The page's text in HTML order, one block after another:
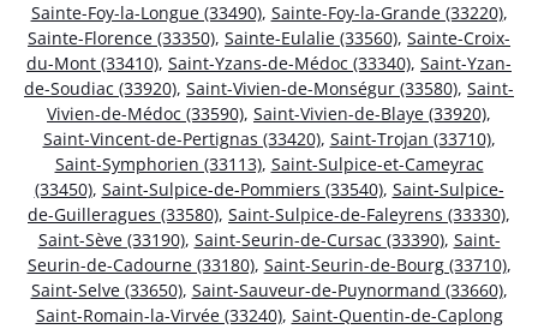
Sainte-Foy-la-Longue (33490), Sainte-Foy-la-Grande (33220),
Sainte-Florence (33350), Sainte-Eulalie (33560), Sainte-Croix-
du-Mont (33410), Saint-Yzans-de-Médoc (33340), Saint-Yzan-
de-Soudiac (33920), Saint-Vivien-de-Monségur (33580), Saint-
Vivien-de-Médoc (33590), Saint-Vivien-de-Blaye (33920),
Saint-Vincent-de-Pertignas (33420), Saint-Trojan (33710),
Saint-Symphorien (33113), Saint-Sulpice-et-Cameyrac
(33450), Saint-Sulpice-de-Pommiers (33540), Saint-Sulpice-
de-Guilleragues (33580), Saint-Sulpice-de-Faleyrens (33330),
Saint-Sève (33190), Saint-Seurin-de-Cursac (33390), Saint-
Seurin-de-Cadourne (33180), Saint-Seurin-de-Bourg (33710),
Saint-Selve (33650), Saint-Sauveur-de-Puynormand (33660),
Saint-Romain-la-Virvée (33240), Saint-Quentin-de-Caplong